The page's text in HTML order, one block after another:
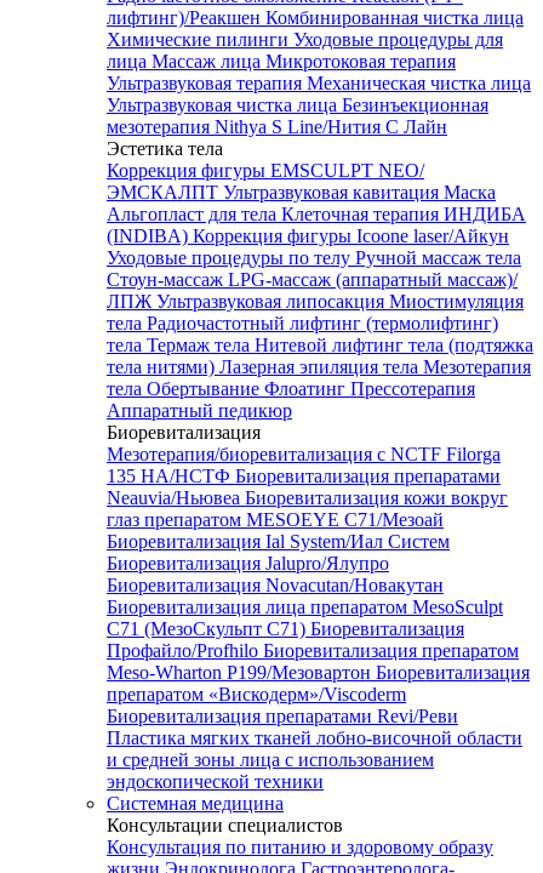
лифтинг)/Реакшен Комбинированная чистка лица
Химические пилинги Уходовые процедуры для
лица Массаж лица Микротоковая терапия
Ультразвуковая терапия Механическая чистка лица
Ультразвуковая чистка лица Безинъекционная
мезотерапия Nithya S Line/Нития С Лайн
Эстетика тела
Коррекция фигуры EMSCULPT NEO/
ЭМСКАЛПТ Ультразвуковая кавитация Маска
Альгопласт для тела Клеточная терапия ИНДИБА
(INDIBA) Коррекция фигуры Icoone laser/Айкун
Уходовые процедуры по телу Ручной массаж тела
Стоун-массаж LPG-массаж (аппаратный массаж)/
ЛПЖ Ультразвуковая липосакция Миостимуляция
тела Радиочастотный лифтинг (термолифтинг)
тела Термаж тела Нитевой лифтинг тела (подтяжка
тела нитями) Лазерная эпиляция тела Мезотерапия
тела Обертывание Флоатинг Прессотерапия
Аппаратный педикюр
Биоревитализация
Мезотерапия/биоревитализация с NCTF Filorga
135 HA/НСТФ Биоревитализация препаратами
Neauvia/Ньювеа Биоревитализация кожи вокруг
глаз препаратом MESOEYE C71/Мезоай
Биоревитализация Ial System/Иал Систем
Биоревитализация Jalupro/Ялупро
Биоревитализация Novacutan/Новакутан
Биоревитализация лица препаратом MesoSculpt
C71 (МезоСкульпт С71) Биоревитализация
Профайло/Profhilo Биоревитализация препаратом
Meso-Wharton P199/Мезовартон Биоревитализация
препаратом «Вискодерм»/Viscoderm
Биоревитализация препаратами Revi/Реви
Пластика мягких тканей лобно-височной области
и средней зоны лица с использованием
эндоскопической техники
Системная медицина
Консультации специалистов
Консультация по питанию и здоровому образу
жизни Эндокринолога Гастроэнтеролога-